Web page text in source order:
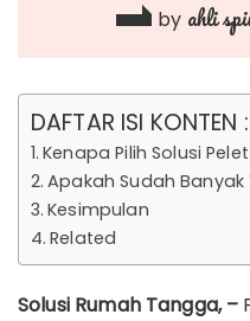
by ahli
DAFTAR ISI KONTEN :
Kenapa Pilih Solusi
Apakah Sudah Banyak
Kesimpulan
Related
Solusi Rumah Tangga, –